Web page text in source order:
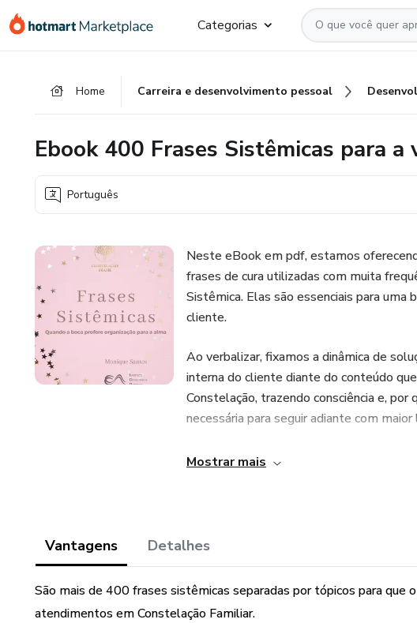
para
para
para
Categorias
Home Carreira e desenvolvimento pessoal
Ebook 400 Frases Sistêmicas para a
Português
Neste eBook em pdf, estamos
frases de cura utilizadas com muita
Sistêmica. Elas são essenciais para
cliente.
Ao verbalizar, fixamos a dinâmica de
interna do cliente diante do conteúdo
Constelação, trazendo consciência e, por
necessária para seguir adiante com maior
Receba de bônus o ebook do curso de
Mostrar mais
Vantagens Detalhes
São mais de 400 frases sistêmicas separadas por tópicos para que
atendimentos em Constelação Familiar.